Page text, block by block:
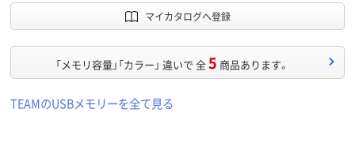
マイカタログへ登録
「メモリ容量」「カラー」 違いで 全5 商品あります。
TEAMのUSBメモリーを全て見る